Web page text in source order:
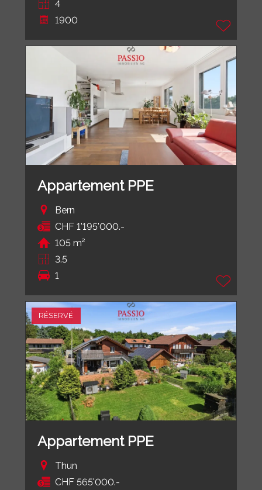
4
1900
Appartement PPE
Bern
CHF 1'195'000.-
105 m²
3.5
1
RÉSERVÉ
Appartement PPE
Thun
CHF 565'000.-